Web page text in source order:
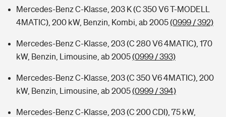
Mercedes-Benz C-Klasse, 203 K (C 350 V6 T-MODELL
4MATIC), 200 kW, Benzin, Kombi, ab 2005(0999 / 392)
Mercedes-Benz C-Klasse, 203 (C 280 V6 4MATIC), 170
kW, Benzin, Limousine, ab 2005(0999 / 393)
Mercedes-Benz C-Klasse, 203 (C 350 V6 4MATIC), 200
kW, Benzin, Limousine, ab 2005(0999 / 394)
Mercedes-Benz C-Klasse, 203 (C 200 CDI), 75 kW,